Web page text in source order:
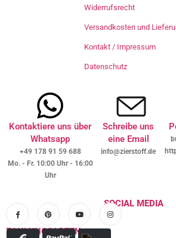
Widerrufsrecht
Versandkosten und
Kontakt / Impressum
Datenschutz
Kontaktiere uns über
Whatsapp
+49 178 91 59 688
Mo. - Fr. 10:00 Uhr - 16:00
Uhr
Schreibe uns
eine Email
info@zierstoff.de
SOCIAL MEDIA
ZAHLUNGSARTEN